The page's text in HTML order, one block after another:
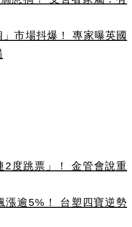
」市場抖爆！ 專家曝英國
2度跳票」！ 金管會說重
漲逾5%！ 台塑四寶逆勢